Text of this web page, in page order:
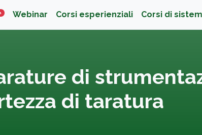
NovitàWebinar Corsi esperienziali Corsi di
di
di taratura